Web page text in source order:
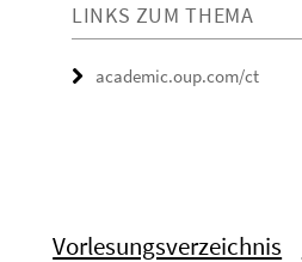
LINKS ZUM THEMA
academic.oup.com/ct
Vorlesungsverzeichnis